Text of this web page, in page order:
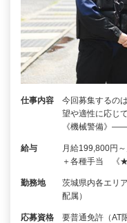
仕事内容
今回募集するの
望や適性に応じ
《機械警備》
給与
月給199,800円
＋各種手当 《
勤務地
茨城県内各エリ
配属）
応募資格
要普通免許（AT